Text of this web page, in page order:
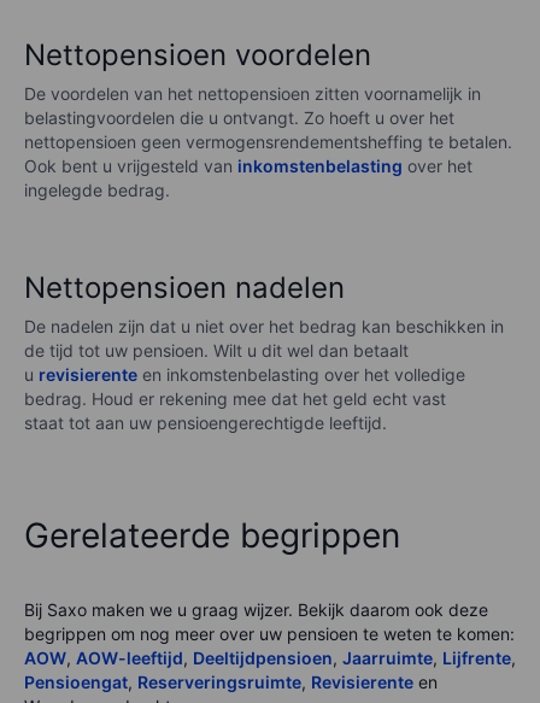
Nettopensioen voordelen
De voordelen van het nettopensioen zitten voornamelijk in
belastingvoordelen die u ontvangt. Zo hoeft u over het
nettopensioen geen vermogensrendementsheffing te betalen.
Ook bent u vrijgesteld van inkomstenbelasting over het
ingelegde bedrag.
Nettopensioen nadelen
De nadelen zijn dat u niet over het bedrag kan beschikken in
de tijd tot uw pensioen. Wilt u dit wel dan betaalt
u revisierente en inkomstenbelasting over het volledige
bedrag. Houd er rekening mee dat het geld echt vast
staat tot aan uw pensioengerechtigde leeftijd.
Gerelateerde begrippen
Bij Saxo maken we u graag wijzer. Bekijk daarom ook deze
begrippen om nog meer over uw pensioen te weten te komen:
AOW, AOW-leeftijd, Deeltijdpensioen, Jaarruimte, Lijfrente,
Pensioengat, Reserveringsruimte, Revisierente en